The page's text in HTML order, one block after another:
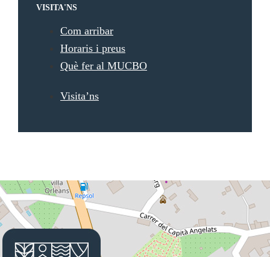
VISITA'NS
Com arribar
Horaris i preus
Què fer al MUCBO
Visita’ns